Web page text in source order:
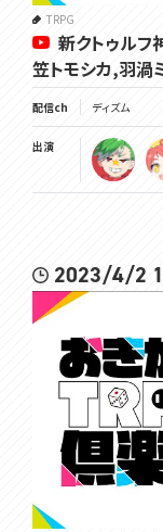
TRPG
新クトゥルフ
笠トモシカ,羽渦
配信ch ディズム
出演
2023/4/2